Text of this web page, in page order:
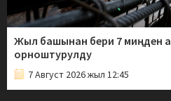
Жыл башынан бери 7 миңден
орноштурулду
7 Август 2026 жыл 12:45